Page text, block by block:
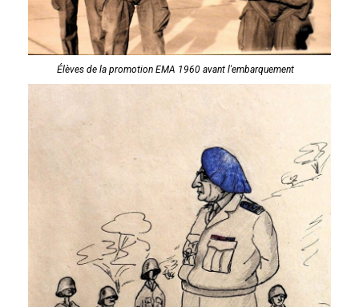
Élèves de la promotion EMA 1960 avant l'embarquement